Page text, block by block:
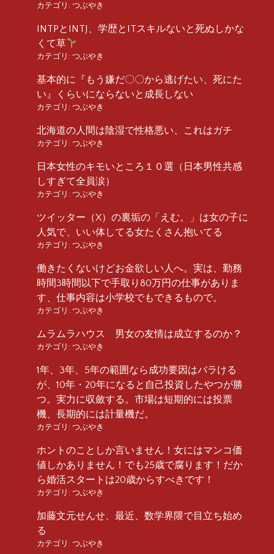
カテゴリ: つぶやき
INTPとINTJ、学歴とITスキルないと死ぬしかな
くて草
カテゴリ: つぶやき
基本的に『もう嫌だ〇〇から逃げたい、死にた
い』くらいにならないと成長しない
カテゴリ: つぶやき
北海道の人間は陰湿で性格悪い、これはガチ
カテゴリ: つぶやき
日本女性のキモいところ１０選（日本男性共感
しすぎて全員涙）
カテゴリ: つぶやき
ツイッター（X）の裏垢の「えむ。」は女の子に
人気で、いい体してる女たくさん抱いてる
カテゴリ: つぶやき
働きたくないけどお金欲しい人へ。実は、勤務
時間3時間以下で手取り80万円の仕事がありま
す、仕事内容は小学校でもできるもので。
カテゴリ: つぶやき
ムラムラハウス 男女の友情は成立するのか？
カテゴリ: つぶやき
1年、3年、5年の範囲なら成功要因はバラける
が、10年・20年になると自己投資したやつが勝
つ。実力に収斂する。市場は短期的には投票
機、長期的には計量機だ。
カテゴリ: つぶやき
ホントのことしか言いません！女にはマンコ価
値しかありません！でも25歳で腐ります！だか
ら婚活スタートは20歳からすべきです！
カテゴリ: つぶやき
加藤文元せんせ、最近、数学界隈で目立ち始め
る
カテゴリ: つぶやき